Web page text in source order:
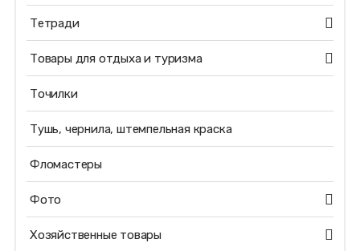
Тетради
Товары для отдыха и туризма
Точилки
Тушь, чернила, штемпельная краска
Фломастеры
Фото
Хозяйственные товары